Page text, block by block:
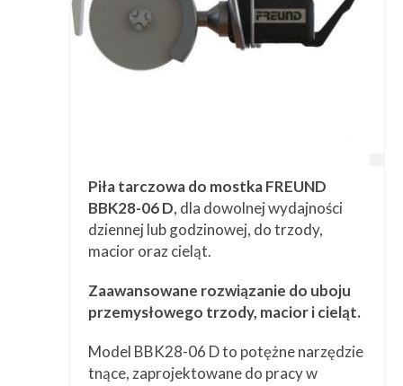
Piła tarczowa do mostka FREUND
BBK28-06 D, dla dowolnej wydajności
dziennej lub godzinowej, do trzody,
macior oraz cieląt.
Zaawansowane rozwiązanie do uboju
przemysłowego trzody, macior i cieląt.
Model BBK28-06 D to potężne narzędzie
tnące, zaprojektowane do pracy w